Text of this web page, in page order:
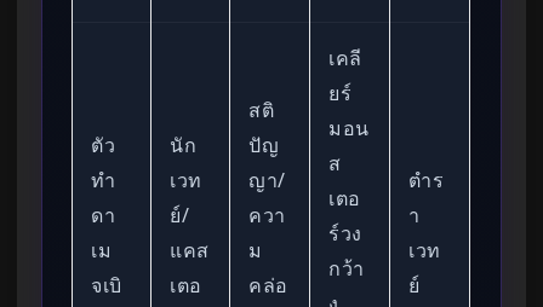
ตัว
ทำ
ดา
เม
จเบิ
นัก
เวท
ย์/
แคส
เตอ
สติ
ปัญ
ญา/
ควา
ม
คล่อ
เคลี
ยร์
มอน
ส
เตอ
ร์วง
กว้า
ตำร
า
เวท
ย์